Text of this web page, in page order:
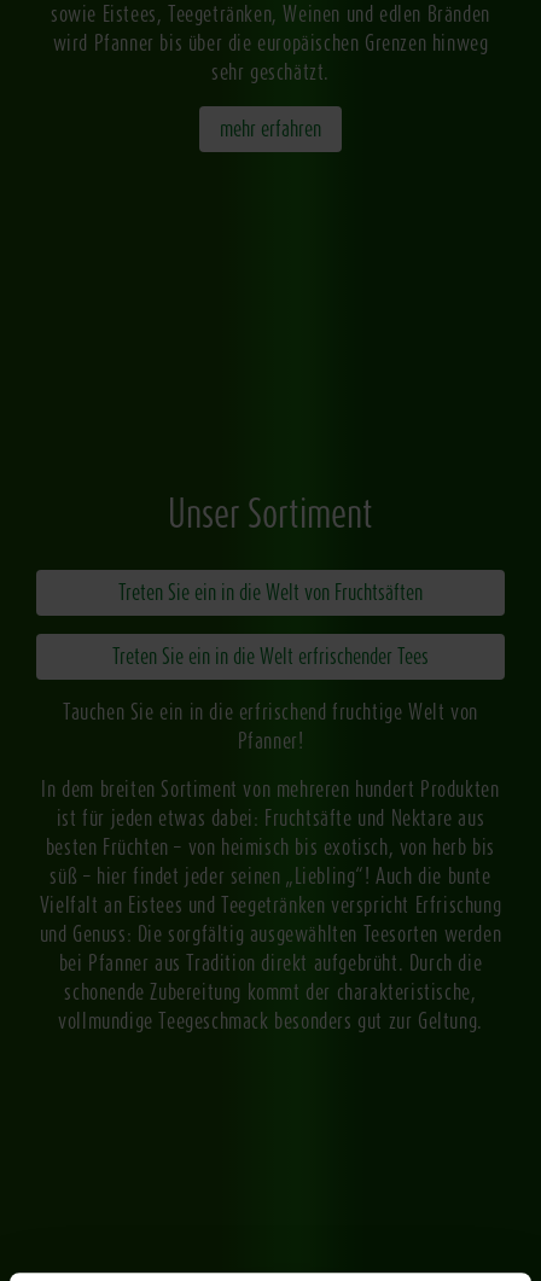
sowie Eistees, Teegetränken, Weinen und edlen Bränden
wird Pfanner bis über die europäischen Grenzen hinweg
sehr geschätzt.
mehr erfahren
Unser Sortiment
Treten Sie ein in die Welt von Fruchtsäften
Treten Sie ein in die Welt erfrischender Tees
Tauchen Sie ein in die erfrischend fruchtige Welt von
Pfanner!
In dem breiten Sortiment von mehreren hundert Produkten
ist für jeden etwas dabei: Fruchtsäfte und Nektare aus
besten Früchten – von heimisch bis exotisch, von herb bis
süß – hier findet jeder seinen „Liebling“! Auch die bunte
Vielfalt an Eistees und Teegetränken verspricht Erfrischung
und Genuss: Die sorgfältig ausgewählten Teesorten werden
bei Pfanner aus Tradition direkt aufgebrüht. Durch die
schonende Zubereitung kommt der charakteristische,
vollmundige Teegeschmack besonders gut zur Geltung.